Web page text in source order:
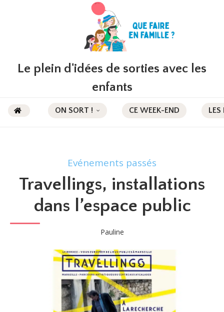
Le plein d'idées de sorties avec les
enfants
ON SORT ! CE WEEK-END LES
Evénements passés
Travellings, installations
dans l’espace public
Pauline